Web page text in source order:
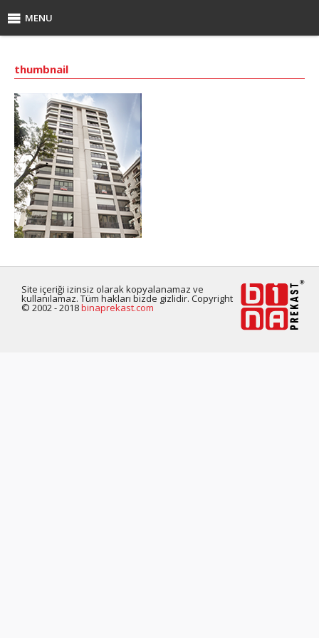
MENU
thumbnail
Site içeriği izinsiz olarak kopyalanamaz ve
kullanılamaz. Tüm hakları bizde gizlidir. Copyright
© 2002 - 2018binaprekast.com